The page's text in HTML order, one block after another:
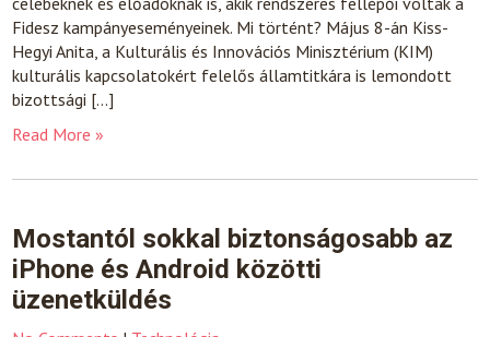
Fidesz kampányeseményeinek. Mi történt? Május 8-án Kiss-
Hegyi Anita, a Kulturális és Innovációs Minisztérium (KIM)
kulturális kapcsolatokért felelős államtitkára is lemondott
bizottsági […]
Read More »
Mostantól sokkal biztonságosabb az
iPhone és Android közötti
üzenetküldés